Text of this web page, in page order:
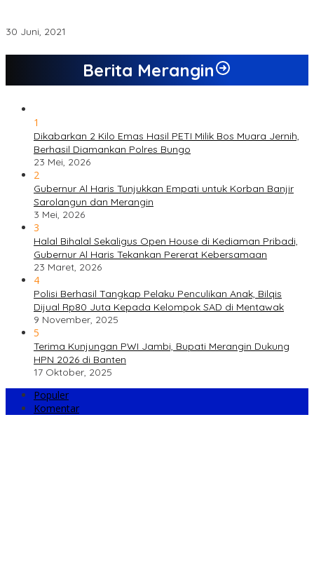
30 Juni, 2021
Berita Merangin
1
Dikabarkan 2 Kilo Emas Hasil PETI Milik Bos Muara Jernih,
Berhasil Diamankan Polres Bungo
23 Mei, 2026
2
Gubernur Al Haris Tunjukkan Empati untuk Korban Banjir
Sarolangun dan Merangin
3 Mei, 2026
3
Halal Bihalal Sekaligus Open House di Kediaman Pribadi,
Gubernur Al Haris Tekankan Pererat Kebersamaan
23 Maret, 2026
4
Polisi Berhasil Tangkap Pelaku Penculikan Anak, Bilqis
Dijual Rp80 Juta Kepada Kelompok SAD di Mentawak
9 November, 2025
5
Terima Kunjungan PWI Jambi, Bupati Merangin Dukung
HPN 2026 di Banten
17 Oktober, 2025
Populer
Komentar